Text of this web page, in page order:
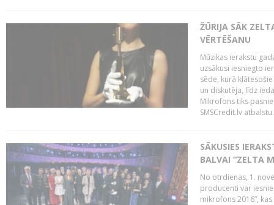
ŽŪRIJA SĀK
VĒRTĒŠANU
Mūzikas ierakstu
uzsākusi iesniegto
sēde, kurā
un diskutēja, līdz
Mikrofons tiks
SMSCredit.lv
SĀKUSIES
BALVAI “ZELTA
No otrdienas, 1.
producenti var
mikrofons 2016”,